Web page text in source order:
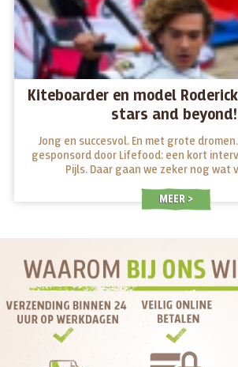
Kiteboarder en model
stars and
Jong en succesvol. En met grote
gesponsord door Lifefood: een kort
Pijls. Daar gaan we zeker nog wat
MEER